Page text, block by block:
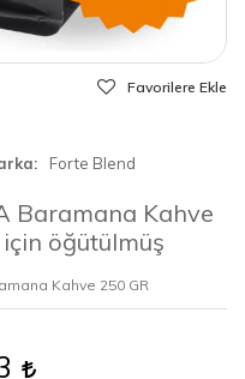
Favorilere Ekle
Forte Blend
Baramana Kahve
öğütülmüş
Kahve 250 GR